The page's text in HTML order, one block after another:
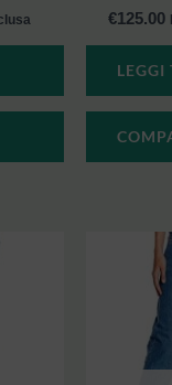
€125.00
LEGGI